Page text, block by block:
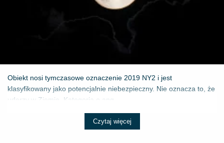
Obiekt nosi tymczasowe oznaczenie 2019 NY2 i jest
klasyfikowany jako potencjalnie niebezpieczny. Nie oznacza to, że
uderzy w Ziemię. Kategoria o ang...
Czytaj więcej